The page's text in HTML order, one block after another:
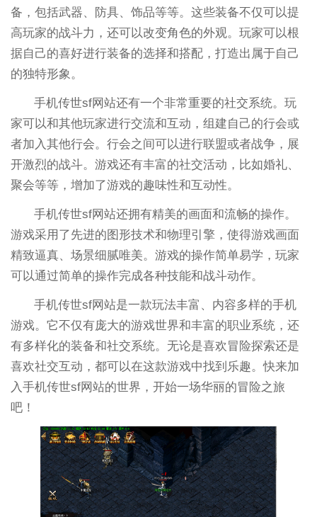
备，包括武器、防具、饰品等等。这些装备不仅可以提
高玩家的战斗力，还可以改变角色的外观。玩家可以根
据自己的喜好进行装备的选择和搭配，打造出属于自己
的独特形象。
手机传世sf网站还有一个非常重要的社交系统。玩
家可以和其他玩家进行交流和互动，组建自己的行会或
者加入其他行会。行会之间可以进行联盟或者战争，展
开激烈的战斗。游戏还有丰富的社交活动，比如婚礼、
聚会等等，增加了游戏的趣味性和互动性。
手机传世sf网站还拥有精美的画面和流畅的操作。
游戏采用了先进的图形技术和物理引擎，使得游戏画面
精致逼真、场景细腻唯美。游戏的操作简单易学，玩家
可以通过简单的操作完成各种技能和战斗动作。
手机传世sf网站是一款玩法丰富、内容多样的手机
游戏。它不仅有庞大的游戏世界和丰富的职业系统，还
有多样化的装备和社交系统。无论是喜欢冒险探索还是
喜欢社交互动，都可以在这款游戏中找到乐趣。快来加
入手机传世sf网站的世界，开始一场华丽的冒险之旅
吧！